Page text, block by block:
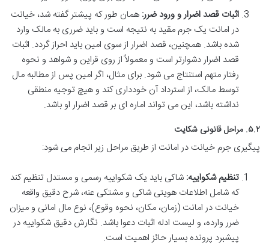
اثبات قصد اضرار و ورود ضرر: همان طور که پیشتر گفته شد، خیانت
در امانت یک جرم مقید به نتیجه است و باید ضرری به مالک وارد
شده باشد. همچنین، قصد اضرار از سوی امین باید احراز گردد. اثبات
قصد اضرار دشوارتر است و معمولاً از روی قراین و شواهد و نحوه
رفتار متهم استنتاج می شود. برای مثال، اگر امین پس از مطالبه مال
توسط مالک، از استرداد آن خودداری کند و هیچ توجیه منطقی
نداشته باشد، این می تواند اماره ای بر قصد اضرار او باشد.
۵.۲. مراحل قانونی شکایت
پیگیری جرم خیانت در امانت از طریق مراحل زیر انجام می شود:
تنظیم شکواییه: شاکی باید یک شکواییه رسمی و مستدل تنظیم کند
که شامل اطلاعات هویتی شاکی و مشتکی عنه، شرح دقیق واقعه
خیانت در امانت (زمان، مکان، نحوه وقوع)، نوع مال امانی و میزان
ضرر وارده، و لیست ادله اثبات دعوا باشد. نگارش دقیق شکواییه در
پیشبرد پرونده بسیار حائز اهمیت است.